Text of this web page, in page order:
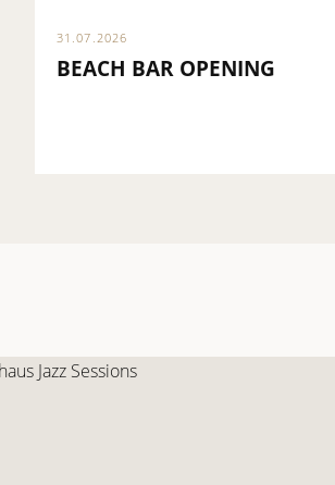
31.07.2026
BEACH BAR OPENING